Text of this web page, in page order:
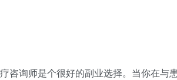
咨询师是个很好的副业选择。当你在与